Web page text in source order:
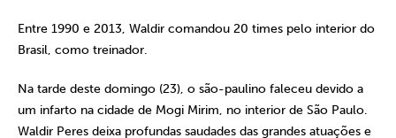
Entre 1990 e 2013, Waldir comandou 20 times pelo interior do
Brasil, como treinador.
Na tarde deste domingo (23), o são-paulino faleceu devido a
um infarto na cidade de Mogi Mirim, no interior de São Paulo.
Waldir Peres deixa profundas saudades das grandes atuações e